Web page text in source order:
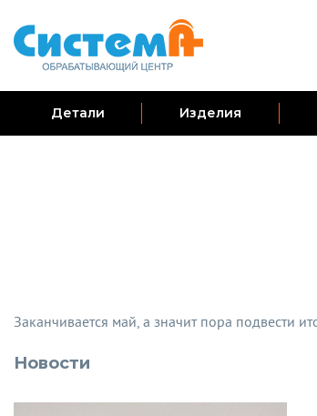
Детали Изделия
Заканчивается май, а значит пора подвести
Новости